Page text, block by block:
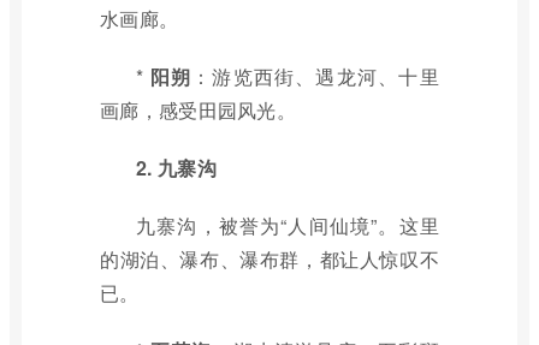
水画廊。
* 阳朔 ：游览西街、遇龙河、十里
画廊，感受田园风光。
2. 九寨沟
九寨沟，被誉为“人间仙境”。这里
的湖泊、瀑布、瀑布群，都让人惊叹不
已。